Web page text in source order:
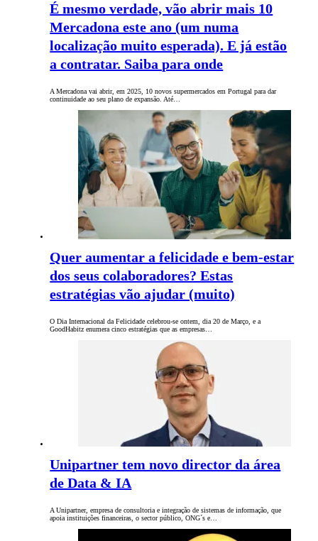
É mesmo verdade, vão abrir mais 10
Mercadona este ano (um numa
localização muito esperada). E já estão
a contratar. Saiba para onde
A Mercadona vai abrir, em 2025, 10 novos supermercados em Portugal para dar
continuidade ao seu plano de expansão. Até…
Quer aumentar a felicidade e bem-estar
dos seus colaboradores? Estas
estratégias vão ajudar (muito)
O Dia Internacional da Felicidade celebrou-se ontem, dia 20 de Março, e a
GoodHabitz enumera cinco estratégias que as empresas…
Unipartner tem novo director da área
de Data & IA
A Unipartner, empresa de consultoria e integração de sistemas de informação, que
apoia instituições financeiras, o sector público, ONG´s e…